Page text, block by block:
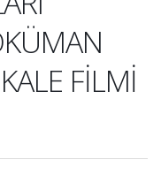
FİLMİ